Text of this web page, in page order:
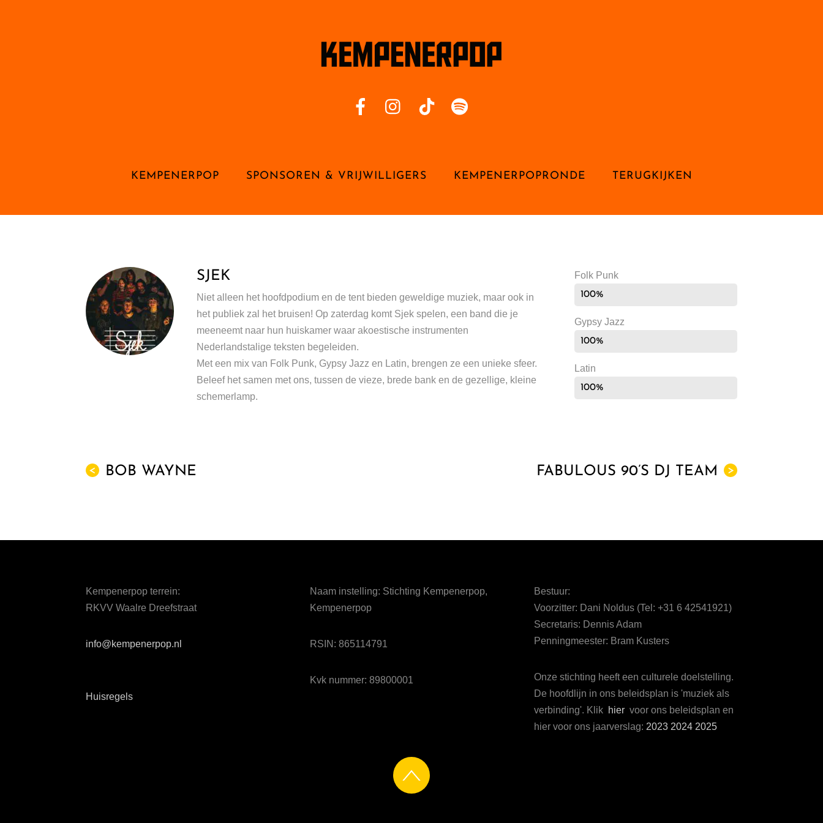
KEMPENERPOP SPONSOREN & VRIJWILLIGERS KEMPENERPOPRONDE TERUGKIJKEN
SJEK
Niet alleen het hoofdpodium en de tent bieden geweldige muziek, maar ook in
het publiek zal het bruisen! Op zaterdag komt Sjek spelen, een band die je
meeneemt naar hun huiskamer waar akoestische instrumenten
Nederlandstalige teksten begeleiden.
Met een mix van Folk Punk, Gypsy Jazz en Latin, brengen ze een unieke sfeer.
Beleef het samen met ons, tussen de vieze, brede bank en de gezellige, kleine
schemerlamp.
Folk Punk
100%
Gypsy Jazz
100%
Latin
100%
< BOB WAYNE >
FABULOUS 90’S DJ TEAM
Kempenerpop terrein:
RKVV Waalre Dreefstraat
info@kempenerpop.nl
Huisregels
Naam instelling: Stichting Kempenerpop,
Kempenerpop
RSIN: 865114791
Kvk nummer: 89800001
Bestuur:
Voorzitter: Dani Noldus (Tel: +31 6 42541921)
Secretaris: Dennis Adam
Penningmeester: Bram Kusters
Onze stichting heeft een culturele doelstelling.
De hoofdlijn in ons beleidsplan is 'muziek als
verbinding'. Klik hier voor ons beleidsplan en
hier voor ons jaarverslag: 2023 2024 2025